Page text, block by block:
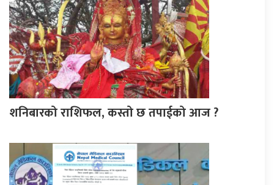
शनिबारको राशिफल, कस्तो छ तपाईको आज ?